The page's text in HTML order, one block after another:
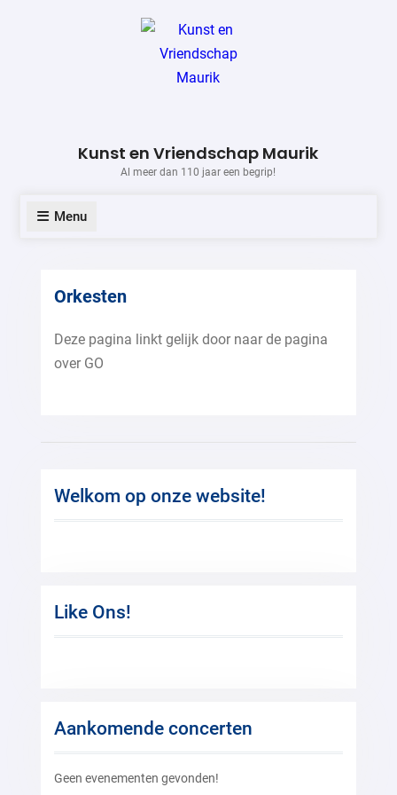
Kunst en Vriendschap Maurik
Al meer dan 110 jaar een begrip!
Menu
Orkesten
Deze pagina linkt gelijk door naar de pagina
over GO
Welkom op onze website!
Like Ons!
Aankomende concerten
Geen evenementen gevonden!